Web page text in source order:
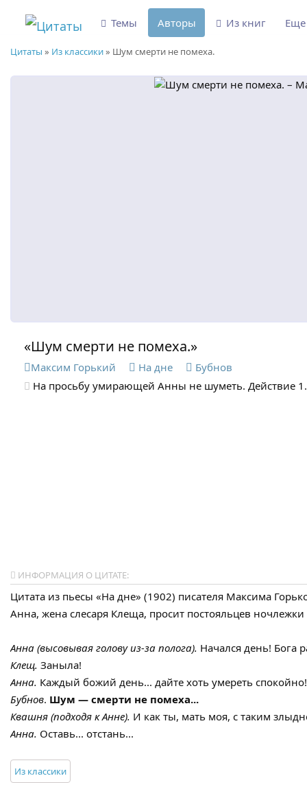
Цитаты » Из классики» Шум смерти не помеха.
«Шум смерти не помеха.»
Максим Горький На дне
Бубнов
На просьбу умирающей Анны не шуметь. Действие 1.
ИНФОРМАЦИЯ О ЦИТАТЕ:
Цитата из пьесы «На дне» (1902) писателя Максима
Анна, жена слесаря Клеща, просит постояльцев
Анна (высовывая голову из-за полога). Начался день! Бога
Клещ. Заныла!
Анна. Каждый божий день... дайте хоть умереть спокойно!
Бубнов. Шум — смерти не помеха...
Квашня (подходя к Анне). И как ты, мать моя, с таким
Анна. Оставь... отстань...
Из классики
Темы Авторы Из книг